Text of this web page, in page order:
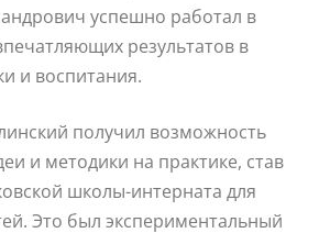
успешно работал в
результатов в
и воспитания.
получил возможность
и методики на практике, став
школы-интерната для
Это был экспериментальный